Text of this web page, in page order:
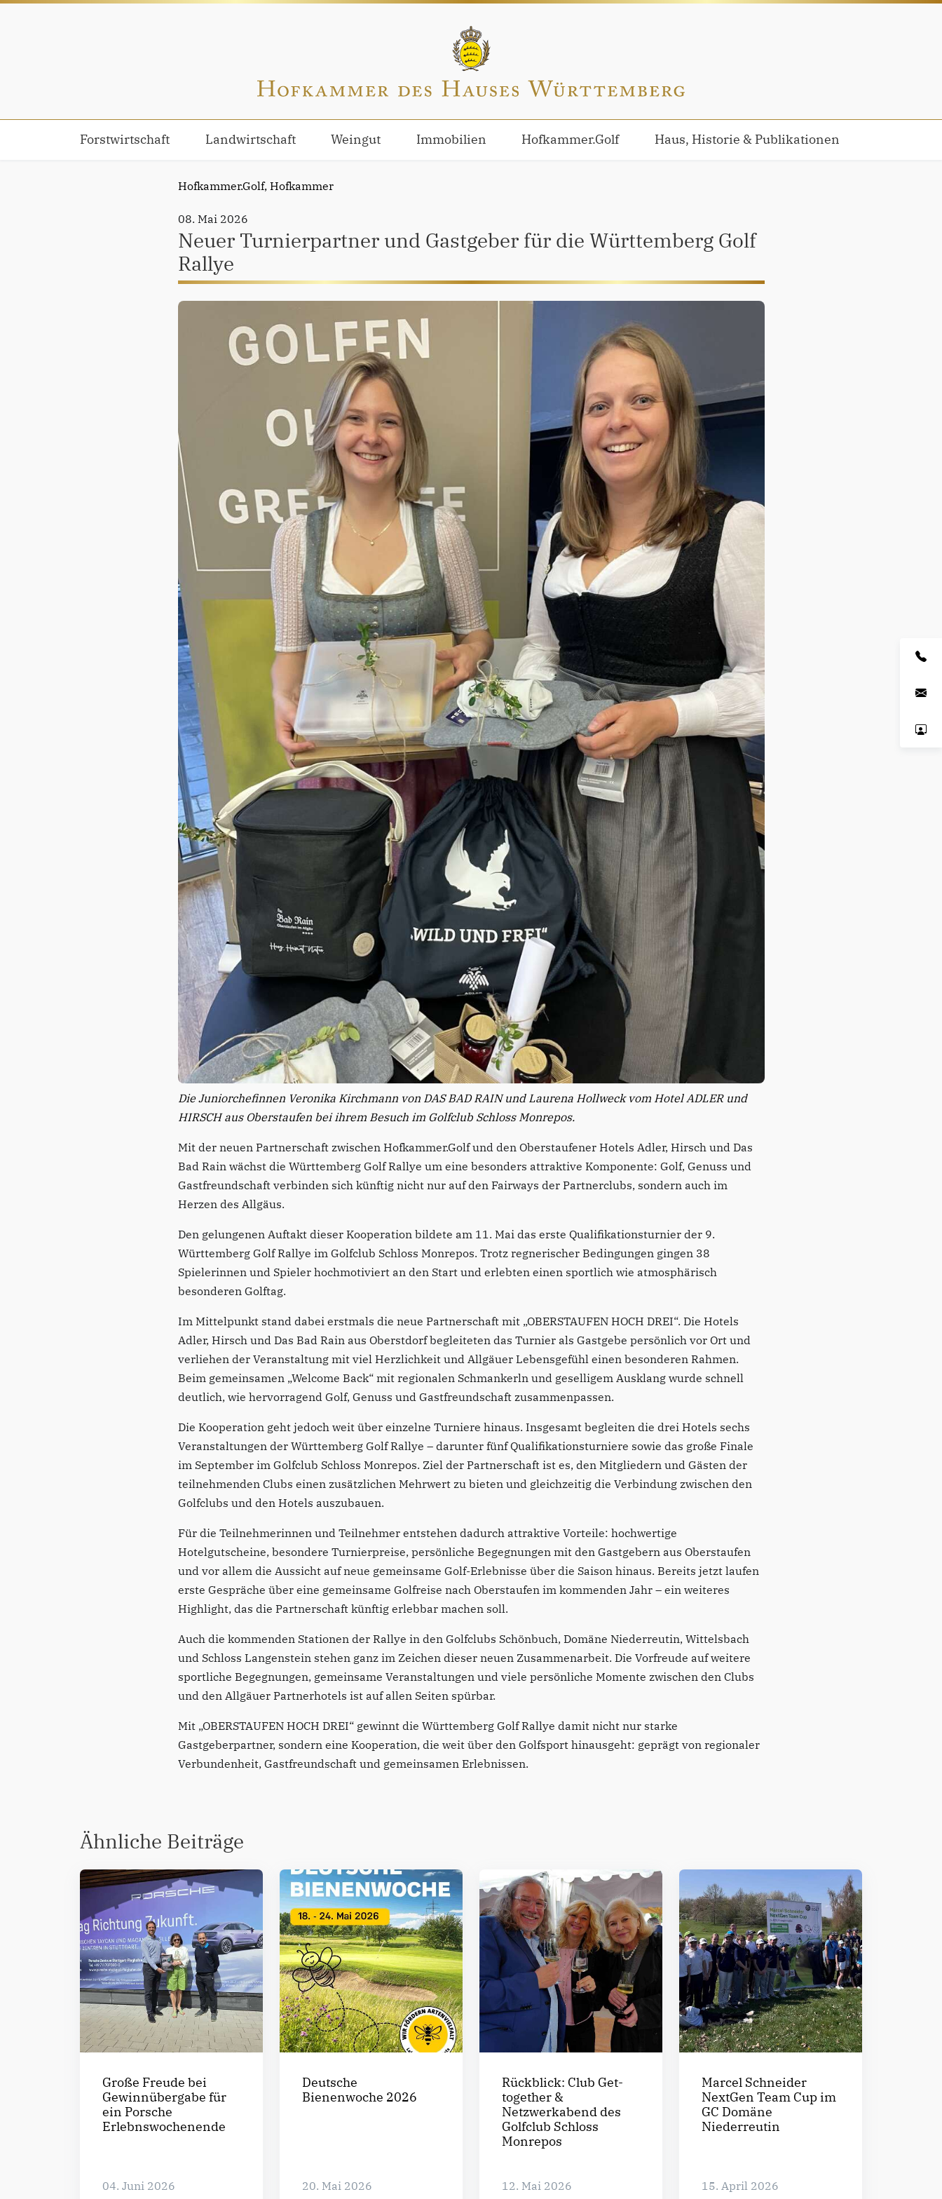
Forstwirtschaft Landwirtschaft Weingut Immobilien Hofkammer.Golf Haus, Historie & Publikationen
Hofkammer.Golf, Hofkammer
08. Mai 2026
Neuer Turnierpartner und Gastgeber für die Württemberg Golf
Rallye
Die Juniorchefinnen Veronika Kirchmann von DAS BAD RAIN und Laurena Hollweck vom Hotel ADLER und
HIRSCH aus Oberstaufen bei ihrem Besuch im Golfclub Schloss Monrepos.
Mit der neuen Partnerschaft zwischen Hofkammer.Golf und den Oberstaufener Hotels Adler, Hirsch und Das
Bad Rain wächst die Württemberg Golf Rallye um eine besonders attraktive Komponente: Golf, Genuss und
Gastfreundschaft verbinden sich künftig nicht nur auf den Fairways der Partnerclubs, sondern auch im
Herzen des Allgäus.
Den gelungenen Auftakt dieser Kooperation bildete am 11. Mai das erste Qualifikationsturnier der 9.
Württemberg Golf Rallye im Golfclub Schloss Monrepos. Trotz regnerischer Bedingungen gingen 38
Spielerinnen und Spieler hochmotiviert an den Start und erlebten einen sportlich wie atmosphärisch
besonderen Golftag.
Im Mittelpunkt stand dabei erstmals die neue Partnerschaft mit „OBERSTAUFEN HOCH DREI“. Die Hotels
Adler, Hirsch und Das Bad Rain aus Oberstdorf begleiteten das Turnier als Gastgebe persönlich vor Ort und
verliehen der Veranstaltung mit viel Herzlichkeit und Allgäuer Lebensgefühl einen besonderen Rahmen.
Beim gemeinsamen „Welcome Back“ mit regionalen Schmankerln und geselligem Ausklang wurde schnell
deutlich, wie hervorragend Golf, Genuss und Gastfreundschaft zusammenpassen.
Die Kooperation geht jedoch weit über einzelne Turniere hinaus. Insgesamt begleiten die drei Hotels sechs
Veranstaltungen der Württemberg Golf Rallye – darunter fünf Qualifikationsturniere sowie das große Finale
im September im Golfclub Schloss Monrepos. Ziel der Partnerschaft ist es, den Mitgliedern und Gästen der
teilnehmenden Clubs einen zusätzlichen Mehrwert zu bieten und gleichzeitig die Verbindung zwischen den
Golfclubs und den Hotels auszubauen.
Für die Teilnehmerinnen und Teilnehmer entstehen dadurch attraktive Vorteile: hochwertige
Hotelgutscheine, besondere Turnierpreise, persönliche Begegnungen mit den Gastgebern aus Oberstaufen
und vor allem die Aussicht auf neue gemeinsame Golf-Erlebnisse über die Saison hinaus. Bereits jetzt laufen
erste Gespräche über eine gemeinsame Golfreise nach Oberstaufen im kommenden Jahr – ein weiteres
Highlight, das die Partnerschaft künftig erlebbar machen soll.
Auch die kommenden Stationen der Rallye in den Golfclubs Schönbuch, Domäne Niederreutin, Wittelsbach
und Schloss Langenstein stehen ganz im Zeichen dieser neuen Zusammenarbeit. Die Vorfreude auf weitere
sportliche Begegnungen, gemeinsame Veranstaltungen und viele persönliche Momente zwischen den Clubs
und den Allgäuer Partnerhotels ist auf allen Seiten spürbar.
Mit „OBERSTAUFEN HOCH DREI“ gewinnt die Württemberg Golf Rallye damit nicht nur starke
Gastgeberpartner, sondern eine Kooperation, die weit über den Golfsport hinausgeht: geprägt von regionaler
Verbundenheit, Gastfreundschaft und gemeinsamen Erlebnissen.
Ähnliche Beiträge
Große Freude bei
Gewinnübergabe für
ein Porsche
Erlebnswochenende
04. Juni 2026
Deutsche
Bienenwoche 2026
20. Mai 2026
Rückblick: Club Get-
together &
Netzwerkabend des
Golfclub Schloss
Monrepos
12. Mai 2026
Marcel Schneider
NextGen Team Cup im
GC Domäne
Niederreutin
15. April 2026